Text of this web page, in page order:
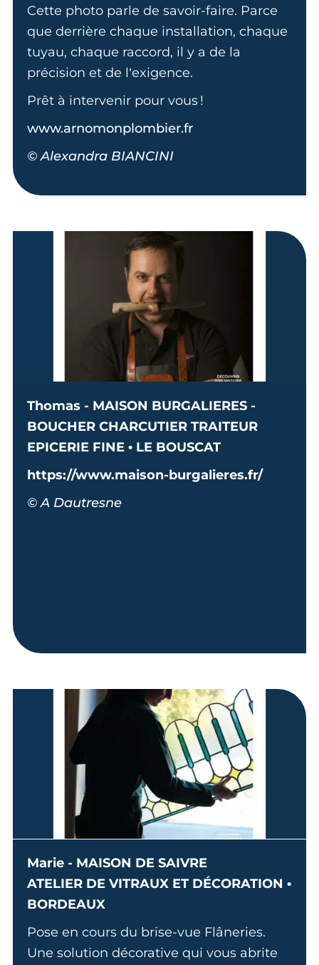
Cette photo parle de savoir-faire. Parce
que derrière chaque installation, chaque
tuyau, chaque raccord, il y a de la
précision et de l’exigence.
Prêt à intervenir pour vous !
www.arnomonplombier.fr
© Alexandra BIANCINI
Thomas - MAISON BURGALIERES -
BOUCHER CHARCUTIER TRAITEUR
EPICERIE FINE • LE BOUSCAT
https://www.maison-burgalieres.fr/
© A Dautresne
Marie - MAISON DE SAIVRE
ATELIER DE VITRAUX ET DÉCORATION •
BORDEAUX
Pose en cours du brise-vue Flâneries.
Une solution décorative qui vous abrite